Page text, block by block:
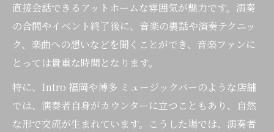
直接会話できるアットホームな雰囲気が魅力です。演奏
の合間やイベント終了後に、音楽の裏話や演奏テクニッ
ク、楽曲への想いなどを聞くことができ、音楽ファンに
とっては貴重な時間となります。
特に、Intro 福岡や博多 ミュージックバーのような店舗
では、演奏者自身がカウンターに立つこともあり、自然
な形で交流が生まれています。こうした場では、演奏者